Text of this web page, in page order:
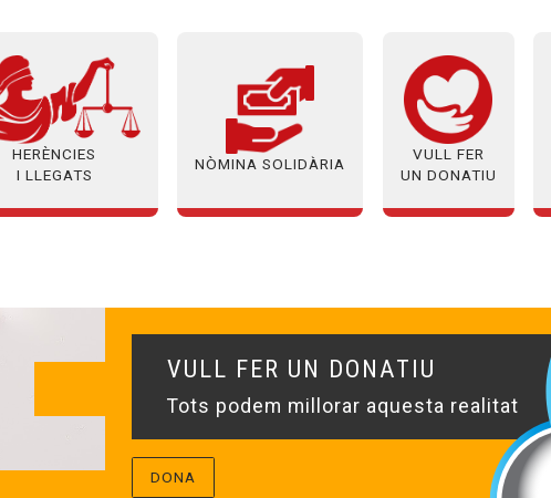
HERÈNCIES
I LLEGATS
NÒMINA SOLIDÀRIA
VULL FER
UN DONATIU
VULL FER UN DONATIU
Tots podem millorar aquesta realitat
DONA